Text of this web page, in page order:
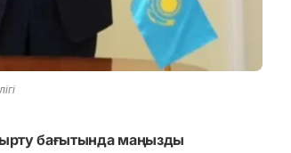
бағытында маңызды